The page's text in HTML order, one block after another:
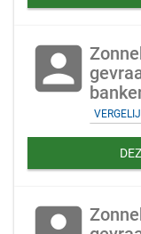
account_box